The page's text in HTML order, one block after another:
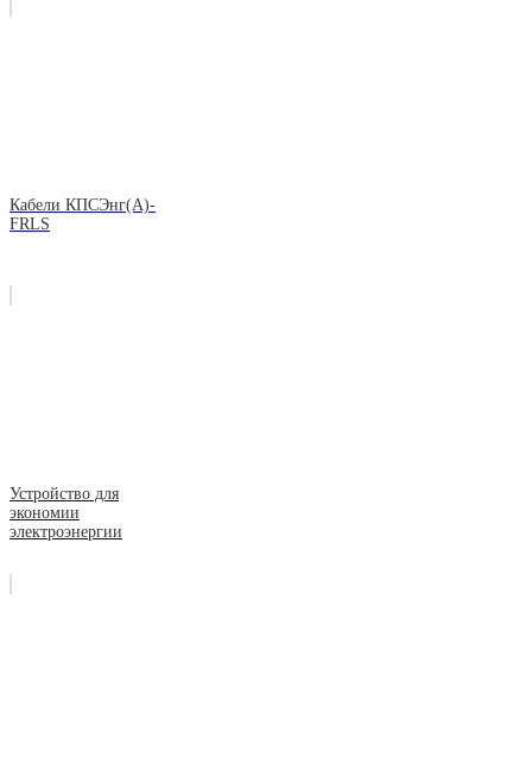
Кабели КПСЭнг(А)-
FRLS
Устройство для
экономии
электроэнергии